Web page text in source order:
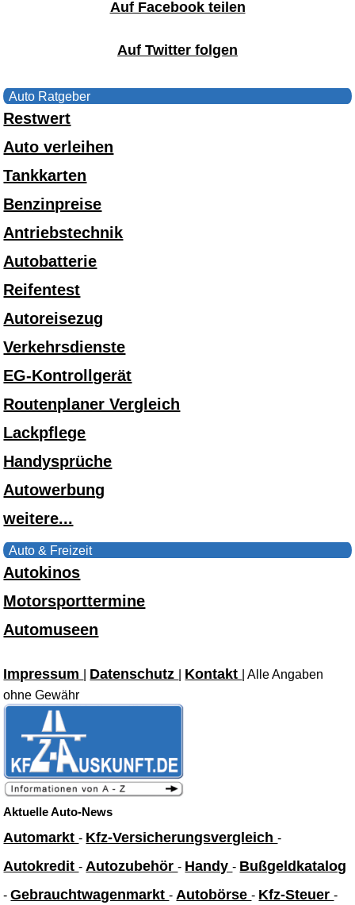
Auf Facebook teilen
Auf Twitter folgen
Auto Ratgeber
Restwert
Auto verleihen
Tankkarten
Benzinpreise
Antriebstechnik
Autobatterie
Reifentest
Autoreisezug
Verkehrsdienste
EG-Kontrollgerät
Routenplaner Vergleich
Lackpflege
Handysprüche
Autowerbung
weitere...
Auto & Freizeit
Autokinos
Motorsporttermine
Automuseen
Impressum Datenschutz Kontakt
| Alle Angaben
ohne Gewähr
Aktuelle Auto-News
Automarkt- Kfz-Versicherungsvergleich-
Autokredit- Autozubehör- Handy- Bußgeldkatalog
-Gebrauchtwagenmarkt- Autobörse- Kfz-Steuer-